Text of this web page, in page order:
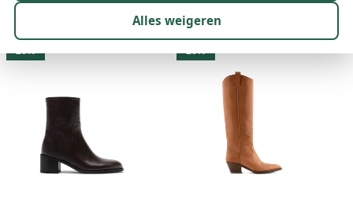
9 resultaten:
20% 20%
Alles weigeren